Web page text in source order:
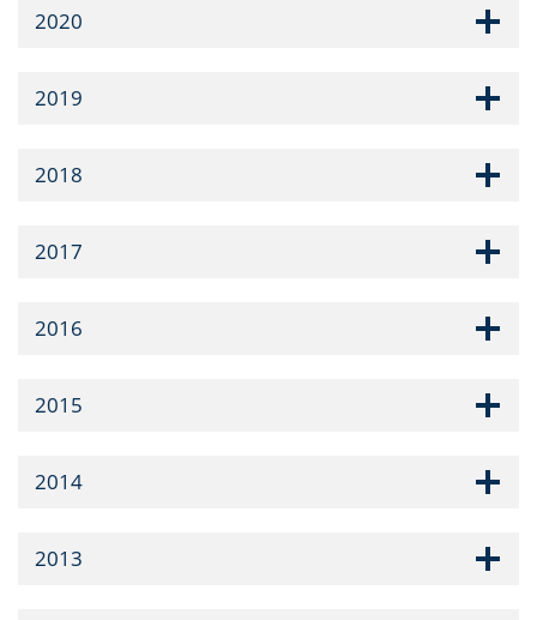
2020
2019
2018
2017
2016
2015
2014
2013